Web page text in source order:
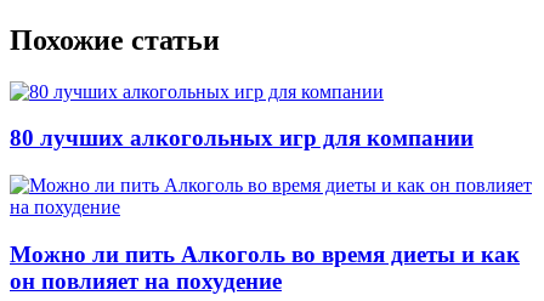
Похожие статьи
80 лучших алкогольных игр для компании
Можно ли пить Алкоголь во время диеты и как
он повлияет на похудение